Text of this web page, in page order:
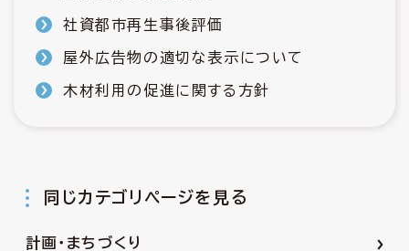
社資都市再生事後評価
屋外広告物の適切な表示について
木材利用の促進に関する方針
同じカテゴリページを見る
計画・まちづくり